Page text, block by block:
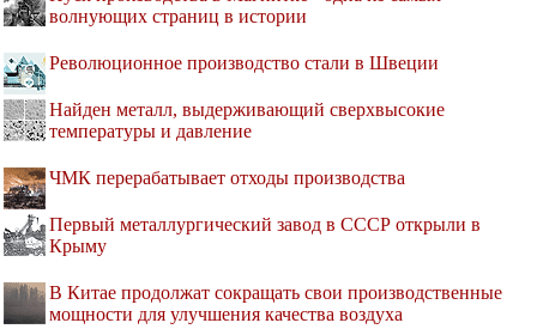
волнующих страниц в истории
Революционное производство стали в Швеции
Найден металл, выдерживающий сверхвысокие
температуры и давление
ЧМК перерабатывает отходы производства
Первый металлургический завод в СССР открыли в
Крыму
В Китае продолжат сокращать свои производственные
мощности для улучшения качества воздуха